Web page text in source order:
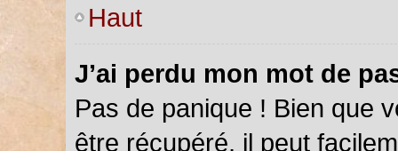
Haut
J’ai perdu mon mot de
Pas de panique ! Bien que
être récupéré, il peut